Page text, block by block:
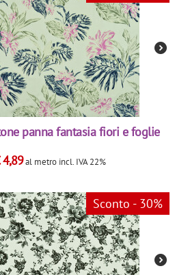
panna fantasia fiori e foglie
4,89al metro incl. IVA 22%
Sconto - 30%